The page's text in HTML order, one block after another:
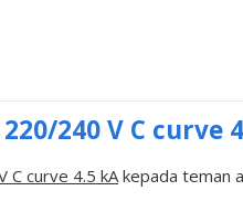
240 V C curve
C curve 4.5 kAkepada teman